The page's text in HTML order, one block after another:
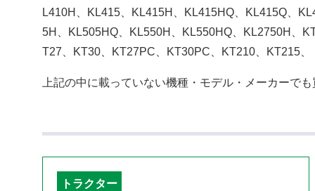
L410H、KL415、KL415H、KL415HQ、KL415Q、
5H、KL505HQ、KL550H、KL550HQ、KL2750H、
T27、KT30、KT27PC、KT30PC、KT210、KT215、
上記の中に載っていない機種・モデル・メーカーで
トラクター